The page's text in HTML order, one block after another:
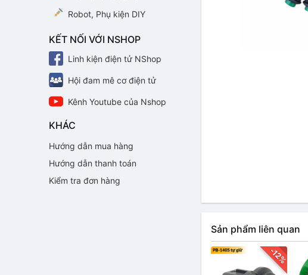
Sản phẩm liên quan
-12%
Robot, Phụ kiện DIY
KẾT NỐI VỚI NSHOP
Linh kiện điện tử NShop
Hội đam mê cơ điện tử
Kênh Youtube của Nshop
KHÁC
Hướng dẫn mua hàng
Hướng dẫn thanh toán
Kiểm tra đơn hàng